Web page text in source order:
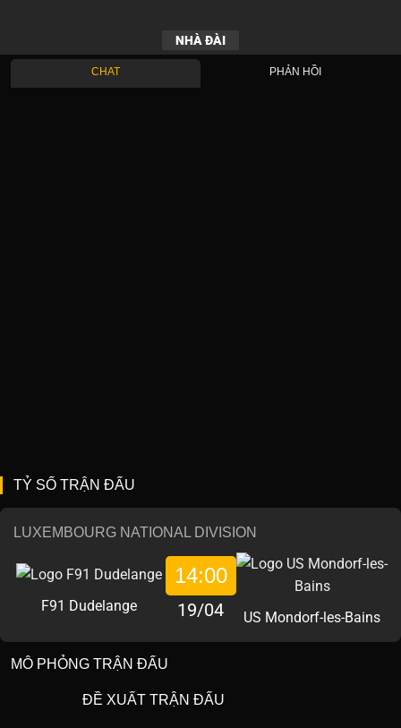
NHÀ ĐÀI
CHAT PHẢN HỒI
TỶ SỐ TRẬN ĐẤU
LUXEMBOURG NATIONAL DIVISION
F91 Dudelange
14:00
19/04 US Mondorf-les-Bains
MÔ PHỎNG TRẬN ĐẤU
ĐỀ XUẤT TRẬN ĐẤU